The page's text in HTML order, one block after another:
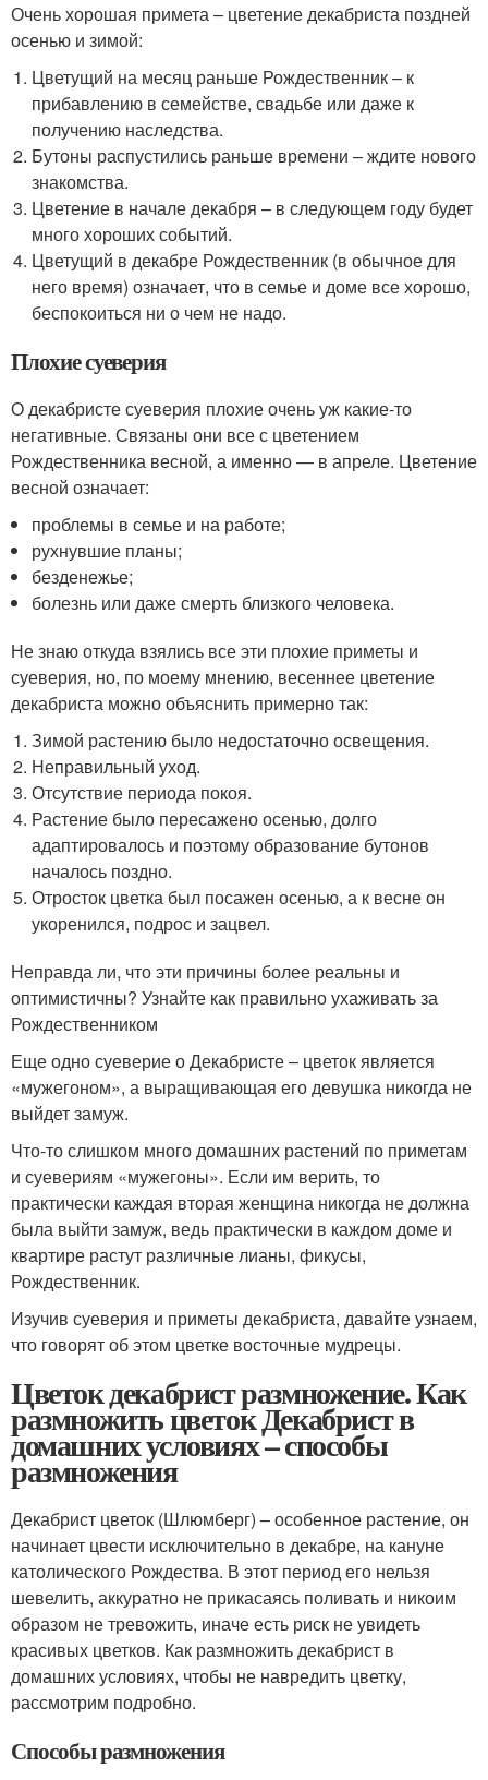
Очень хорошая примета – цветение декабриста поздней
осенью и зимой:
Цветущий на месяц раньше Рождественник – к
прибавлению в семействе, свадьбе или даже к
получению наследства.
Бутоны распустились раньше времени – ждите нового
знакомства.
Цветение в начале декабря – в следующем году будет
много хороших событий.
Цветущий в декабре Рождественник (в обычное для
него время) означает, что в семье и доме все хорошо,
беспокоиться ни о чем не надо.
Плохие суеверия
О декабристе суеверия плохие очень уж какие-то
негативные. Связаны они все с цветением
Рождественника весной, а именно — в апреле. Цветение
весной означает:
проблемы в семье и на работе;
рухнувшие планы;
безденежье;
болезнь или даже смерть близкого человека.
Не знаю откуда взялись все эти плохие приметы и
суеверия, но, по моему мнению, весеннее цветение
декабриста можно объяснить примерно так:
Зимой растению было недостаточно освещения.
Неправильный уход.
Отсутствие периода покоя.
Растение было пересажено осенью, долго
адаптировалось и поэтому образование бутонов
началось поздно.
Отросток цветка был посажен осенью, а к весне он
укоренился, подрос и зацвел.
Неправда ли, что эти причины более реальны и
оптимистичны? Узнайте как правильно ухаживать за
Рождественником
Еще одно суеверие о Декабристе – цветок является
«мужегоном», а выращивающая его девушка никогда не
выйдет замуж.
Что-то слишком много домашних растений по приметам
и суевериям «мужегоны». Если им верить, то
практически каждая вторая женщина никогда не должна
была выйти замуж, ведь практически в каждом доме и
квартире растут различные лианы, фикусы,
Рождественник.
Изучив суеверия и приметы декабриста, давайте узнаем,
что говорят об этом цветке восточные мудрецы.
Цветок декабрист размножение. Как
размножить цветок Декабрист в
домашних условиях – способы
размножения
Декабрист цветок (Шлюмберг) – особенное растение, он
начинает цвести исключительно в декабре, на кануне
католического Рождества. В этот период его нельзя
шевелить, аккуратно не прикасаясь поливать и никоим
образом не тревожить, иначе есть риск не увидеть
красивых цветков. Как размножить декабрист в
домашних условиях, чтобы не навредить цветку,
рассмотрим подробно.
Способы размножения